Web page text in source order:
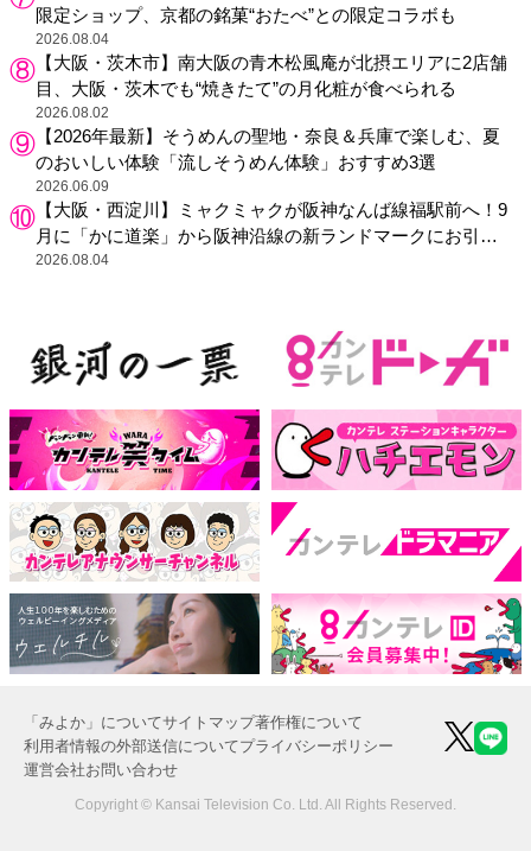
限定ショップ、京都の銘菓“おたべ”との限定コラボも
2026.08.04
【大阪・茨木市】南大阪の青木松風庵が北摂エリアに2店舗
目、大阪・茨木でも“焼きたて”の月化粧が食べられる
2026.08.02
【2026年最新】そうめんの聖地・奈良＆兵庫で楽しむ、夏
のおいしい体験「流しそうめん体験」おすすめ3選
2026.06.09
【大阪・西淀川】ミャクミャクが阪神なんば線福駅前へ！9
月に「かに道楽」から阪神沿線の新ランドマークにお引っ
越し
2026.08.04
「みよか」についてサイトマップ著作権について
利用者情報の外部送信についてプライバシーポリシー
運営会社お問い合わせ
Copyright © Kansai Television Co. Ltd. All Rights Reserved.